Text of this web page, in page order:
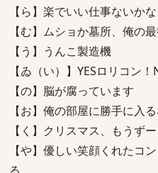
【ら】楽でいい仕事ないか
【む】ムショか墓所、俺の
【う】うんこ製造機
【ゐ（い）】YESロリコン
【の】脳が腐っています
【お】俺の部屋に勝手に入
【く】クリスマス、もうず
【や】優しい笑顔くれたコ